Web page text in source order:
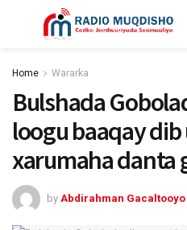
Home Wararka
Bulshada
loogu baaqay
xarumaha danta
by Abdirahman Gacaltooyo